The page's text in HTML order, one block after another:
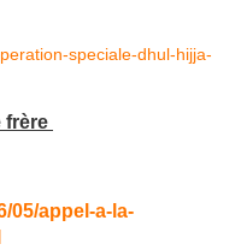
speciale-dhul-hijja-
frère
05/appel-a-la-